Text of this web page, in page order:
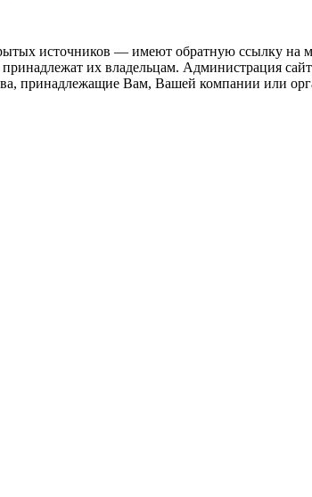
источников — имеют обратную ссылку на
их владельцам. Администрация
принадлежащие Вам, Вашей компании или